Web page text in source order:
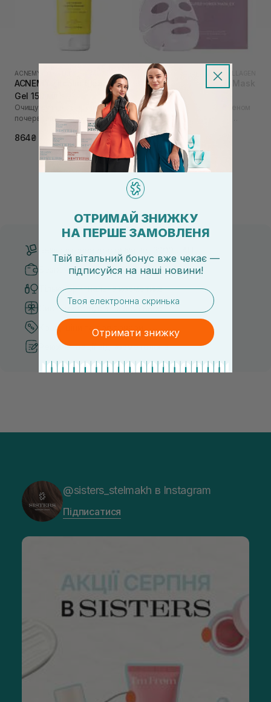
ACNEMY
ACNEMY Zitcalm Cleansing
Gel 150 мл
Очищуючий гель проти
почервонінь із заспокійливим
864₴
AROCELL AROCELL SUPER COLLAGEN
AROCELL Super Power Mask
EX 4 шт
Гідрогелева маска з колагеном
та 10 видами гіалуронової
кислоти
1 025₴1 250₴
Безпечні способи оплати
Тільки оригінальна косметика
Система бонусів та лояльності
Кращі ціни та топ товари
Рекомендації від косметологів
@sisters_stelmakh в Instagram
Підписатися
ОТРИМАЙ ЗНИЖКУ
НА ПЕРШЕ ЗАМОВЛЕНЯ
Твій вітальний бонус вже чекає —
підписуйся на наші новини!
email
Отримати знижку